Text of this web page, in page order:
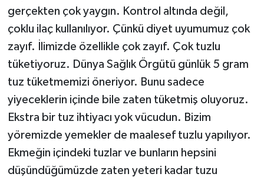
gerçekten çok yaygın. Kontrol altında değil,
çoklu ilaç kullanılıyor. Çünkü diyet uyumumuz çok
zayıf. İlimizde özellikle çok zayıf. Çok tuzlu
tüketiyoruz. Dünya Sağlık Örgütü günlük 5 gram
tuz tüketmemizi öneriyor. Bunu sadece
yiyeceklerin içinde bile zaten tüketmiş oluyoruz.
Ekstra bir tuz ihtiyacı yok vücudun. Bizim
yöremizde yemekler de maalesef tuzlu yapılıyor.
Ekmeğin içindeki tuzlar ve bunların hepsini
düşündüğümüzde zaten yeteri kadar tuzu